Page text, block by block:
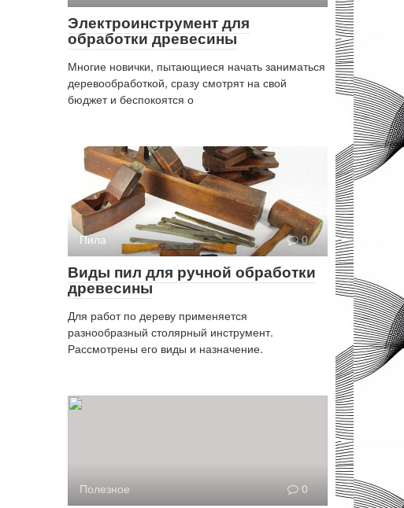
Электроинструмент для
обработки древесины
Многие новички, пытающиеся начать заниматься
деревообработкой, сразу смотрят на свой
бюджет и беспокоятся о
Пила 0
Виды пил для ручной обработки
древесины
Для работ по дереву применяется
разнообразный столярный инструмент.
Рассмотрены его виды и назначение.
Полезное 0